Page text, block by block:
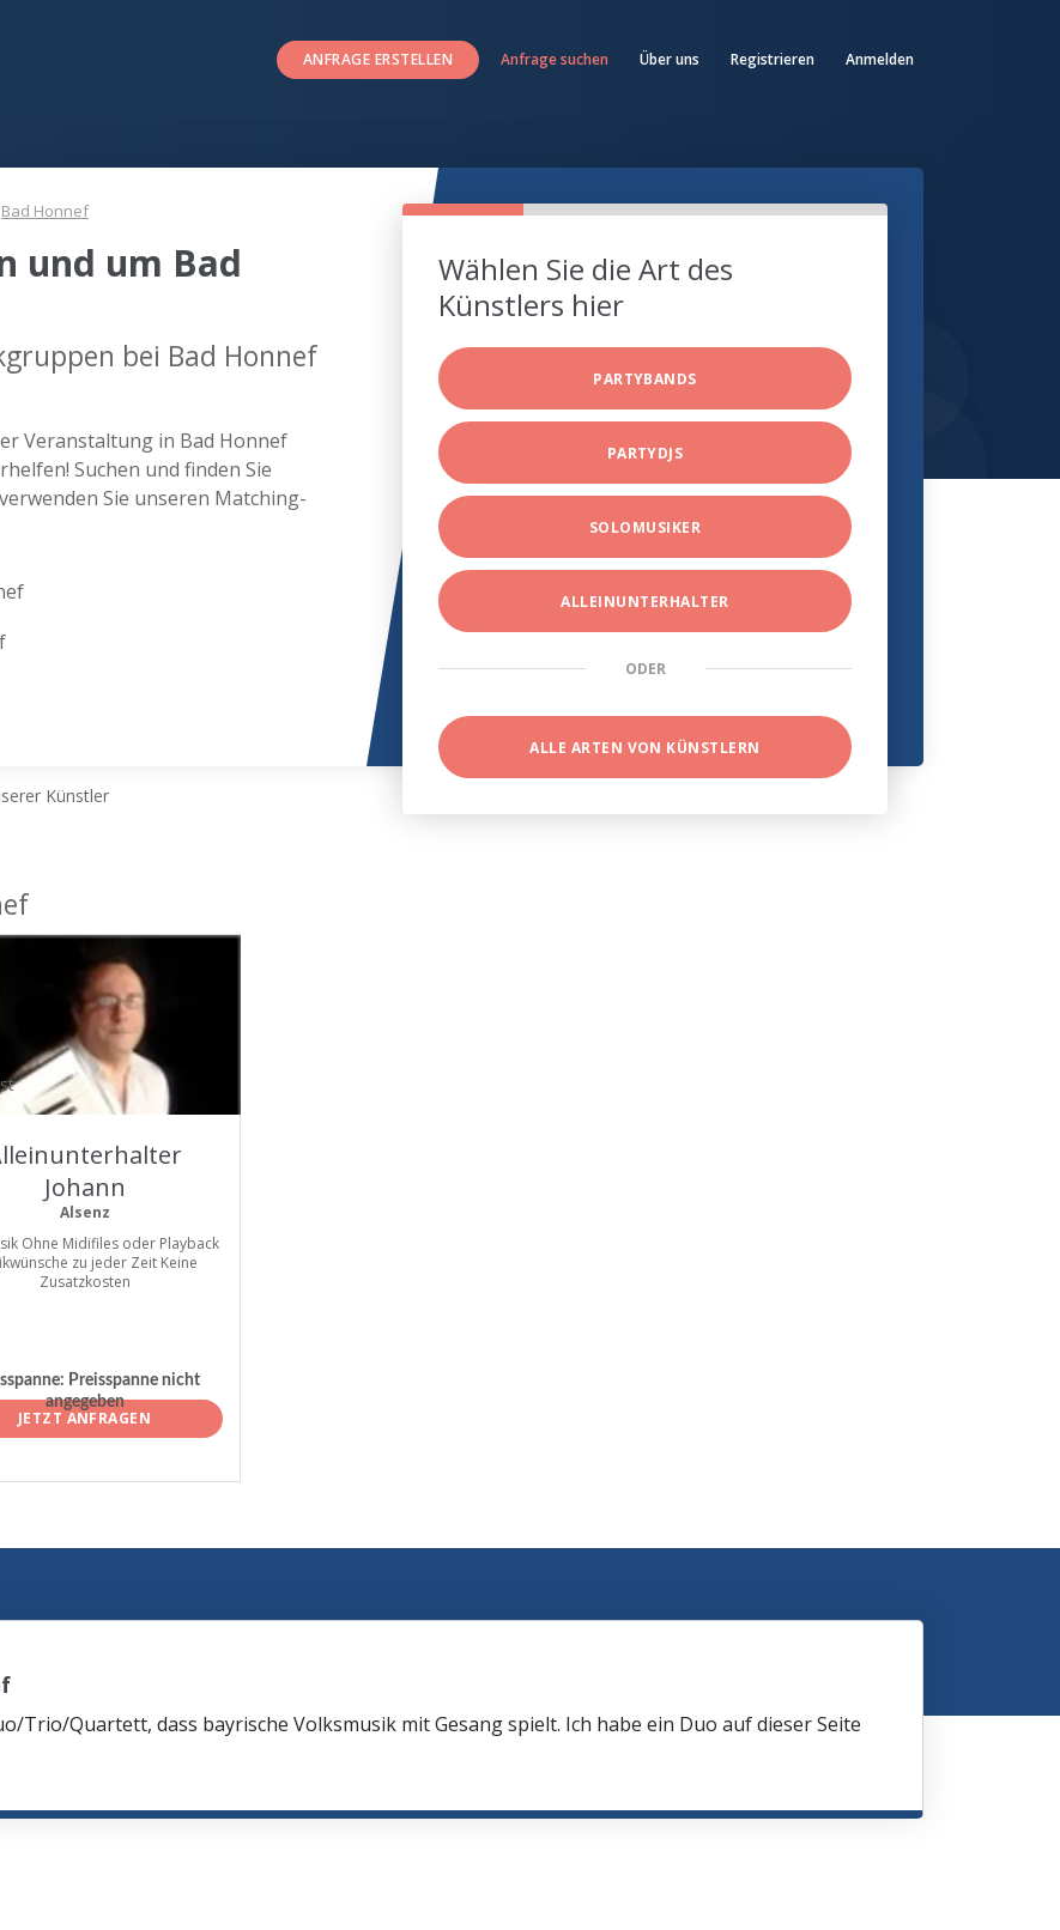
ANFRAGE ERSTELLEN Anfrage suchen Über uns Registrieren Anmelden
Bad Honnef
und um Bad
bei Bad Honnef
Veranstaltung in Bad Honnef
Suchen und finden Sie
Sie unseren Matching-
Wählen Sie die Art des
Künstlers hier
PARTYBANDS
PARTYDJS
SOLOMUSIKER
ALLEINUNTERHALTER
ODER
ALLE ARTEN VON KÜNSTLERN
Künstler
Johann
Alsenz
Ohne Midifiles oder Playback
zu jeder Zeit Keine
Zusatzkosten
Preisspanne nicht
angegeben
JETZT ANFRAGEN
Trio/Quartett, dass bayrische Volksmusik mit Gesang spielt. Ich habe ein Duo auf dieser Seite